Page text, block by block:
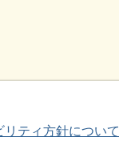
リティ方針について